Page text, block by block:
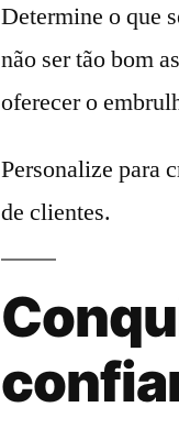
Determine o que
não ser tão bom
oferecer o
Personalize para
de clientes.